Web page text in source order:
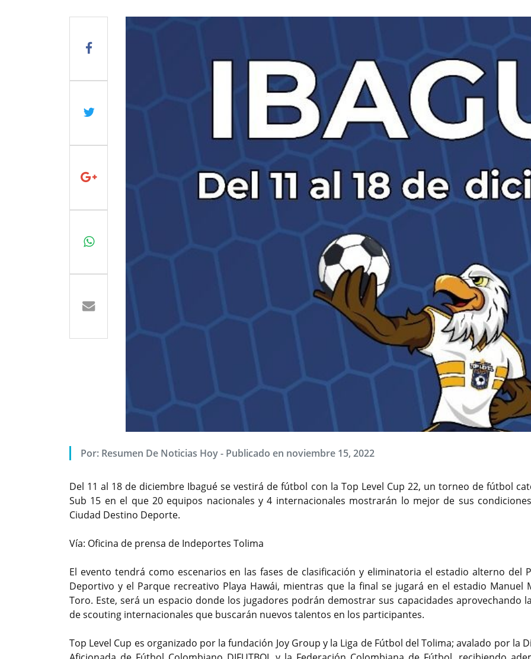
Foto: Publicidad oficial del evento patricinado por Indeportes. Suministrada a cambioin.com
Por: Resumen De Noticias Hoy- Publicado en noviembre 15, 2022
Del 11 al 18 de diciembre Ibagué se vestirá de fútbol con la Top Level Cup 22, un torneo de fútbol
Sub 15 en el que 20 equipos nacionales y 4 internacionales mostrarán lo mejor de sus
Ciudad Destino Deporte.
Vía: Oficina de prensa de Indeportes Tolima
El evento tendrá como escenarios en las fases de clasificación y eliminatoria el estadio alterno del
Deportivo y el Parque recreativo Playa Hawái, mientras que la final se jugará en el estadio Manuel
Toro. Este, será un espacio donde los jugadores podrán demostrar sus capacidades aprovechando
de scouting internacionales que buscarán nuevos talentos en los participantes.
Top Level Cup es organizado por la fundación Joy Group y la Liga de Fútbol del Tolima; avalado por la